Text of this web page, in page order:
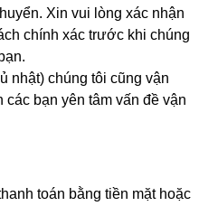
Xin vui lòng xác nhận
chính xác trước khi chúng
nhật) chúng tôi cũng vận
bạn yên tâm vấn đề vận
toán bằng tiền mặt hoặc